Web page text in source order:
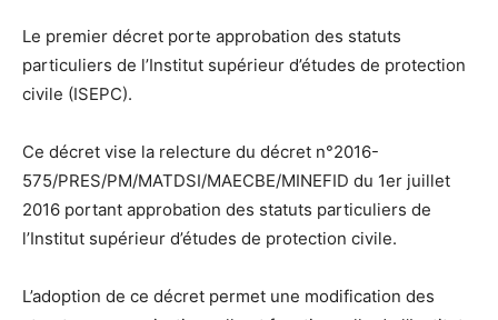
Le premier décret porte approbation des statuts
particuliers de l’Institut supérieur d’études de protection
civile (ISEPC).
Ce décret vise la relecture du décret n°2016-
575/PRES/PM/MATDSI/MAECBE/MINEFID du 1er juillet
2016 portant approbation des statuts particuliers de
l’Institut supérieur d’études de protection civile.
L’adoption de ce décret permet une modification des